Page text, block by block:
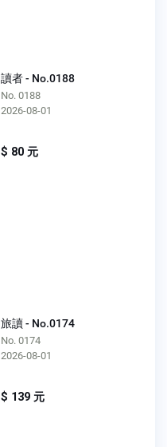
讀者 - No.0188
No. 0188
2026-08-01
$ 80 元
旅讀 - No.0174
No. 0174
2026-08-01
$ 139 元